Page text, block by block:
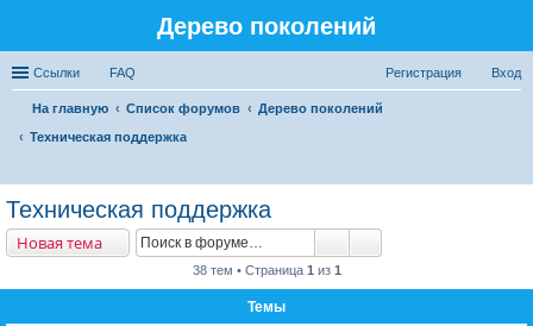
Дерево поколений
Ссылки FAQ Вход
Регистрация
На главную Список форумов
Дерево поколений
Техническая поддержка
Техническая поддержка
Новая тема
38 тем • Страница 1 из 1
Темы